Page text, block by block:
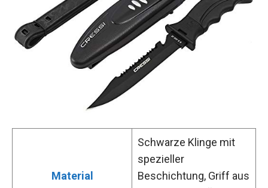
Material
Schwarze Klinge mit
spezieller
Beschichtung, Griff aus